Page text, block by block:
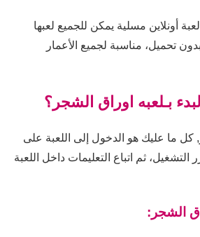
أونلاين مسلية يمكن للجميع لعبها
تحميل، مناسبة لجميع الأعمار
بـلعبه اوراق الشجر؟
كل ما عليك هو الدخول إلى اللعبة على
ثم اتباع التعليمات داخل اللعبة
الشجر: